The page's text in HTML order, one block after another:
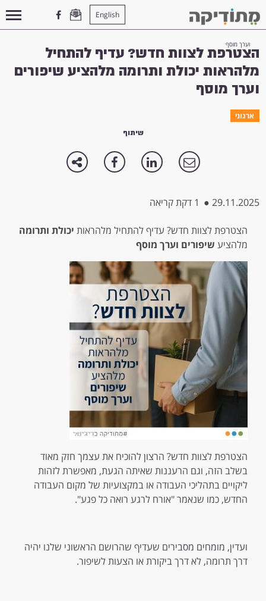
English
עמוד הבית> ארגוני>הצטרפת לצוות חדש? עדיף להתחיל מלהראות יכולת ותרומה מלהציע שיפורים
וערך מוסף
הצטרפת לצוות חדש? עדיף להתחיל
מלהראות יכולת ותרומה מלהציע שיפורים
וערך מוסף
ארגוני
שיתוף
29.11.2025
● 1 דקת קריאה
הצטרפת לצוות חדש? עדיף להתחיל מלהראות יכולת ותרומה
מלהציע שיפורים וערך מוסף
הצטרפת לצוות חדש? הרצון להוכיח את עצמך חזק מאוד
בשלב הזה, וגם הרעננות שאיתה הגעת, מאפשרת לזהות
ליקויים בתהליכי העבודה או במקצועיות של מקום העבודה
החדש, כמו שנאמר "אורח לרגע רואה כל פגע".
ועדין, מומחים מסבירים שעדיף שהרושם הראשוני שלנו יהיה
דרך תרומה, לא דרך ביקורת או הצעות לשיפור.